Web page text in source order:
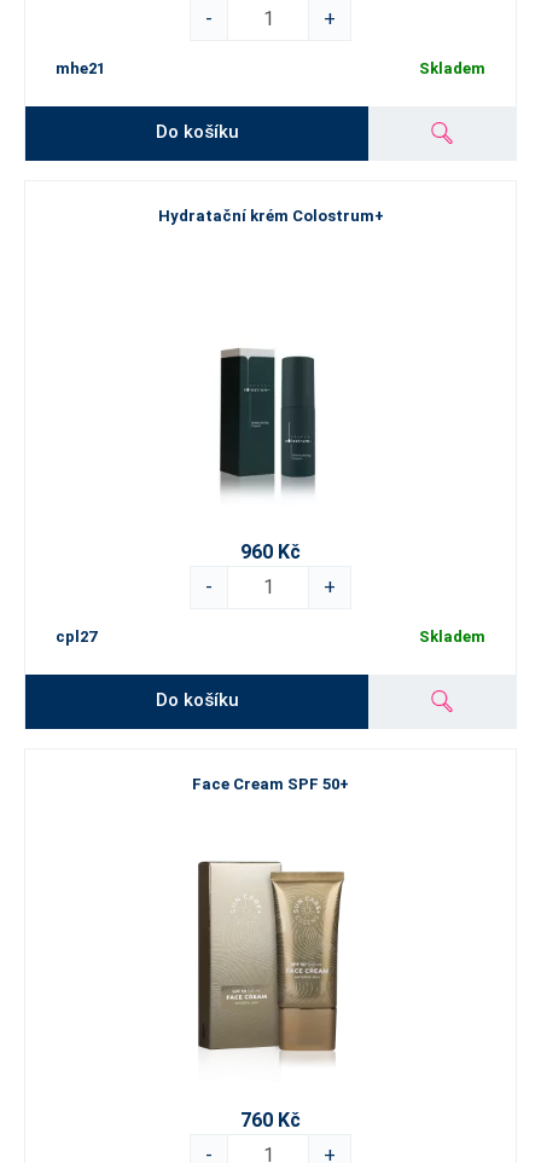
-
+
mhe21 Skladem
Do košíku
Hydratační krém Colostrum+
960 Kč
-
+
cpl27 Skladem
Do košíku
Face Cream SPF 50+
760 Kč
-
+